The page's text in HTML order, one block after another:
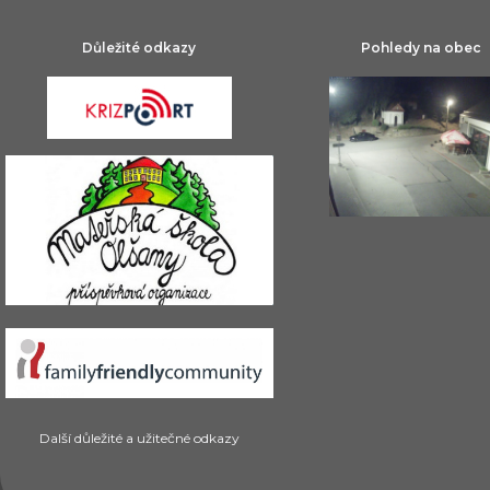
Důležité odkazy
Další důležité a užitečné odkazy
Pohledy na obec